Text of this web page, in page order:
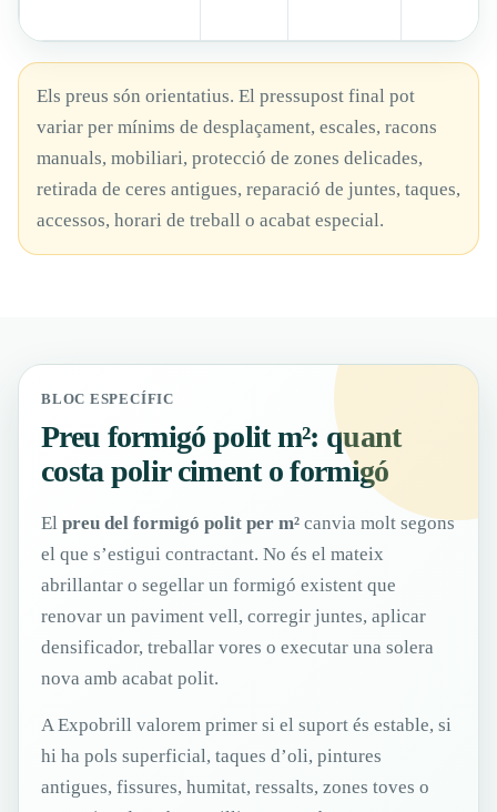
Els preus són orientatius. El pressupost final pot
variar per mínims de desplaçament, escales, racons
manuals, mobiliari, protecció de zones delicades,
retirada de ceres antigues, reparació de juntes, taques,
accessos, horari de treball o acabat especial.
BLOC ESPECÍFIC
Preu formigó polit m²: quant
costa polir ciment o formigó
El preu del formigó polit per m² canvia molt segons
el que s’estigui contractant. No és el mateix
abrillantar o segellar un formigó existent que
renovar un paviment vell, corregir juntes, aplicar
densificador, treballar vores o executar una solera
nova amb acabat polit.
A Expobrill valorem primer si el suport és estable, si
hi ha pols superficial, taques d’oli, pintures
antigues, fissures, humitat, ressalts, zones toves o